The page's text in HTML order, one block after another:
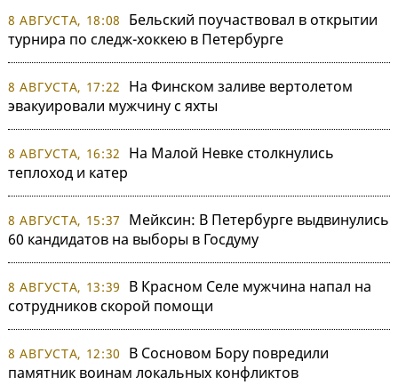
8 АВГУСТА, 18:08
Бельский поучаствовал в открытии
турнира по следж-хоккею в Петербурге
8 АВГУСТА, 17:22
На Финском заливе вертолетом
эвакуировали мужчину с яхты
8 АВГУСТА, 16:32
На Малой Невке столкнулись
теплоход и катер
8 АВГУСТА, 15:37
Мейксин: В Петербурге выдвинулись
60 кандидатов на выборы в Госдуму
8 АВГУСТА, 13:39
В Красном Селе мужчина напал на
сотрудников скорой помощи
8 АВГУСТА, 12:30
В Сосновом Бору повредили
памятник воинам локальных конфликтов